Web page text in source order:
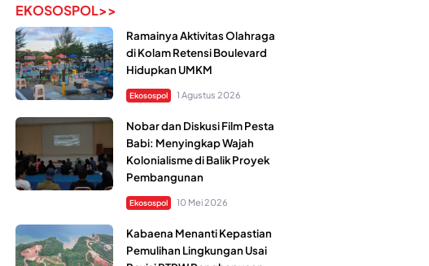
EKOSOSPOL>>
Ramainya Aktivitas Olahraga
di Kolam Retensi Boulevard
Hidupkan UMKM
Ekosospol 1 Agustus 2026
Nobar dan Diskusi Film Pesta
Babi: Menyingkap Wajah
Kolonialisme di Balik Proyek
Pembangunan
Ekosospol 10 Mei 2026
Kabaena Menanti Kepastian
Pemulihan Lingkungan Usai